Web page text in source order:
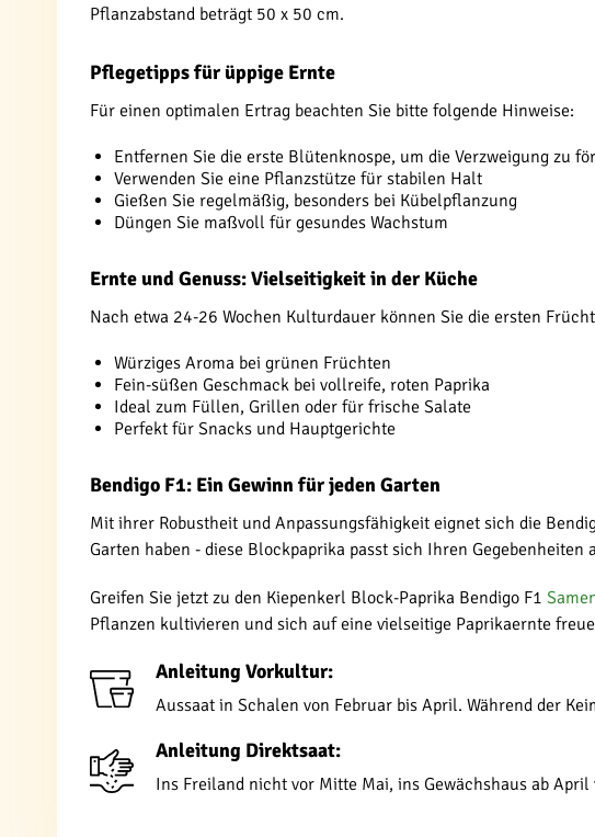
Pflanzabstand beträgt 50 x 50 cm.
Pflegetipps für üppige Ernte
Für einen optimalen Ertrag beachten Sie bitte folgende Hinweise:
Entfernen Sie die erste Blütenknospe, um die Verzweigung zu
Verwenden Sie eine Pflanzstütze für stabilen Halt
Gießen Sie regelmäßig, besonders bei Kübelpflanzung
Düngen Sie maßvoll für gesundes Wachstum
Ernte und Genuss: Vielseitigkeit in der Küche
Nach etwa 24-26 Wochen Kulturdauer können Sie die ersten
Würziges Aroma bei grünen Früchten
Fein-süßen Geschmack bei vollreife, roten Paprika
Ideal zum Füllen, Grillen oder für frische Salate
Perfekt für Snacks und Hauptgerichte
Bendigo F1: Ein Gewinn für jeden Garten
Mit ihrer Robustheit und Anpassungsfähigkeit eignet sich die
Garten haben - diese Blockpaprika passt sich Ihren
Greifen Sie jetzt zu den Kiepenkerl Block-Paprika Bendigo F1
Pflanzen kultivieren und sich auf eine vielseitige Paprikaernte
Anleitung Vorkultur:
Aussaat in Schalen von Februar bis April. Während der
Anleitung Direktsaat:
Ins Freiland nicht vor Mitte Mai, ins Gewächshaus ab